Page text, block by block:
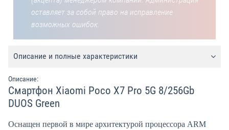
оставляет за собой право на исправление
возможных ошибок.
Описание и полные характеристики
Описание:
Смартфон Xiaomi Poco X7 Pro 5G 8/256Gb
DUOS Green
Оснащен первой в мире архитектурой процессора ARM